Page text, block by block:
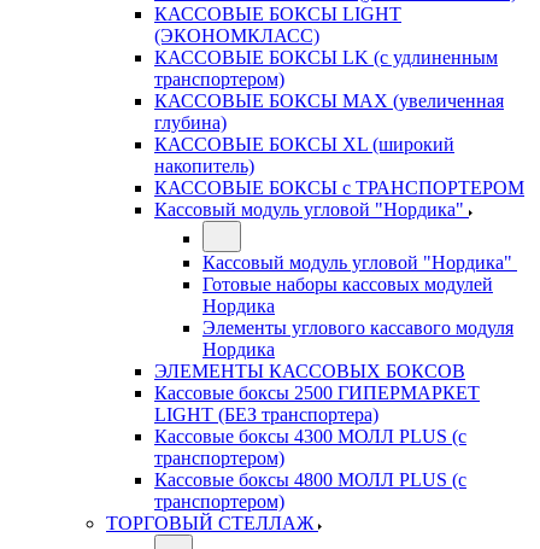
КАССОВЫЕ БОКСЫ LIGHT
(ЭКОНОМКЛАСС)
КАССОВЫЕ БОКСЫ LK (с удлиненным
транспортером)
КАССОВЫЕ БОКСЫ MAX (увеличенная
глубина)
КАССОВЫЕ БОКСЫ XL (широкий
накопитель)
КАССОВЫЕ БОКСЫ с ТРАНСПОРТЕРОМ
Кассовый модуль угловой "Нордика"
Кассовый модуль угловой "Нордика"
Готовые наборы кассовых модулей
Нордика
Элементы углового кассавого модуля
Нордика
ЭЛЕМЕНТЫ КАССОВЫХ БОКСОВ
Кассовые боксы 2500 ГИПЕРМАРКЕТ
LIGHT (БЕЗ транспортера)
Кассовые боксы 4300 МОЛЛ PLUS (с
транспортером)
Кассовые боксы 4800 МОЛЛ PLUS (с
транспортером)
ТОРГОВЫЙ СТЕЛЛАЖ